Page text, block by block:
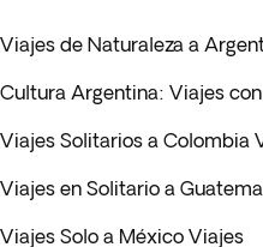
Viajes de Naturaleza a
Cultura Argentina: Viajes
Viajes Solitarios a Colombia
Viajes en Solitario a
Viajes Solo a México Viajes